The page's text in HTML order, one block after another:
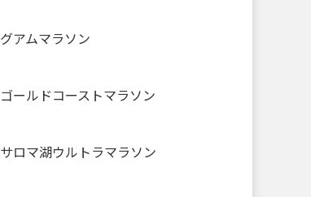
グアムマラソン
ゴールドコーストマラソン
サロマ湖ウルトラマラソン